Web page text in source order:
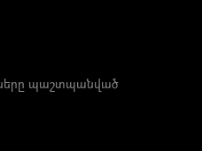
պաշտպանված